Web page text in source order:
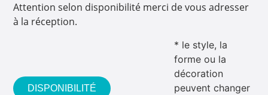
Attention selon disponibilité merci de vous adresser
à la réception.
* le style, la
forme ou la
décoration
peuvent changer
DISPONIBILITÉ